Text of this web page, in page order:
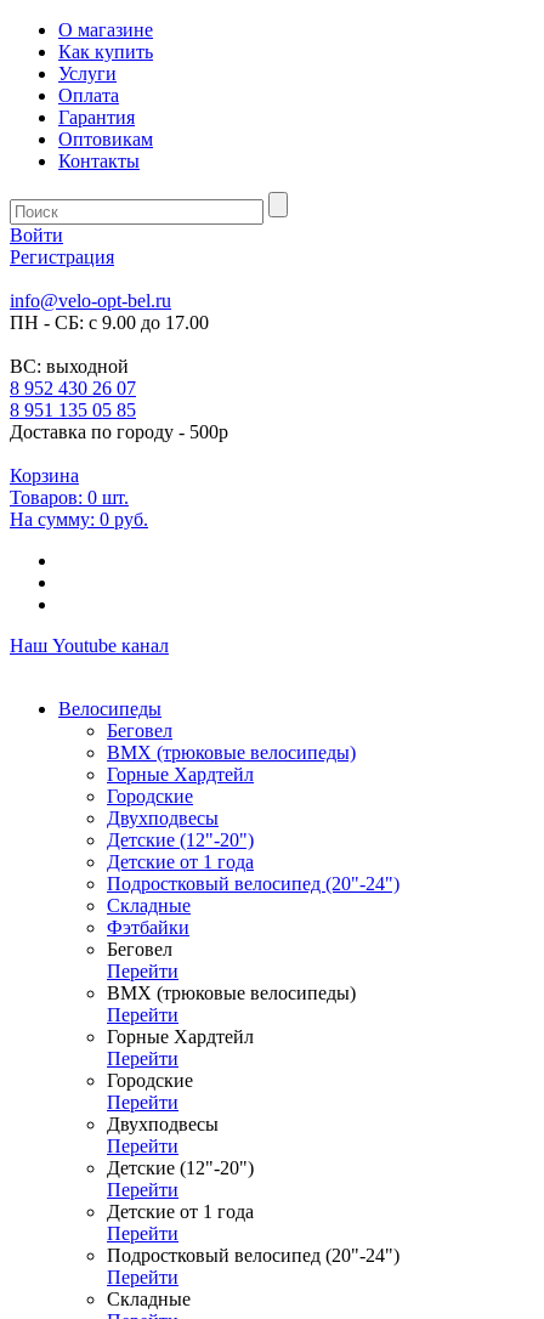
О магазине
Как купить
Услуги
Оплата
Гарантия
Оптовикам
Контакты
Войти
Регистрация
info@velo-opt-bel.ru
ПН - СБ: с 9.00 до 17.00
ВС: выходной
8 952 430 26 07
8 951 135 05 85
Доставка по городу - 500р
Корзина
Товаров: 0 шт.
На сумму: 0 руб.
Наш Youtube канал
Велосипеды
Беговел
ВМХ (трюковые велосипеды)
Горные Хардтейл
Городские
Двухподвесы
Детские (12"-20")
Детские от 1 года
Подростковый велосипед (20"-24")
Складные
Фэтбайки
Беговел
Перейти
ВМХ (трюковые велосипеды)
Перейти
Горные Хардтейл
Перейти
Городские
Перейти
Двухподвесы
Перейти
Детские (12"-20")
Перейти
Детские от 1 года
Перейти
Подростковый велосипед (20"-24")
Перейти
Складные